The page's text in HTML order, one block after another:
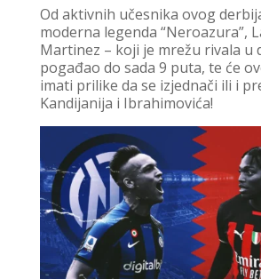
Od aktivnih učesnika ovog
moderna legenda “Neroazura”,
Martinez – koji je mrežu rivala u
pogađao do sada 9 puta, te će
imati prilike da se izjednači ili i
Kandijanija i Ibrahimovića!